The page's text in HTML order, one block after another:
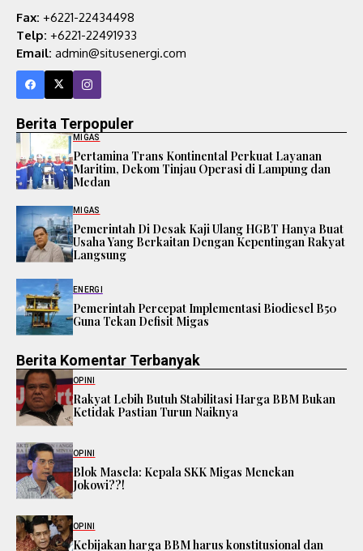
Fax: +6221-22434498
Telp: +6221-22491933
Email: admin@situsenergi.com
Berita Terpopuler
MIGAS
Pertamina Trans Kontinental Perkuat Layanan
Maritim, Dekom Tinjau Operasi di Lampung dan
Medan
MIGAS
Pemerintah Di Desak Kaji Ulang HGBT Hanya Buat
Usaha Yang Berkaitan Dengan Kepentingan Rakyat
Langsung
ENERGI
Pemerintah Percepat Implementasi Biodiesel B50
Guna Tekan Defisit Migas
Berita Komentar Terbanyak
OPINI
Rakyat Lebih Butuh Stabilitasi Harga BBM Bukan
Ketidak Pastian Turun Naiknya
OPINI
Blok Masela: Kepala SKK Migas Menekan
Jokowi??!
OPINI
Kebijakan harga BBM harus konstitusional dan